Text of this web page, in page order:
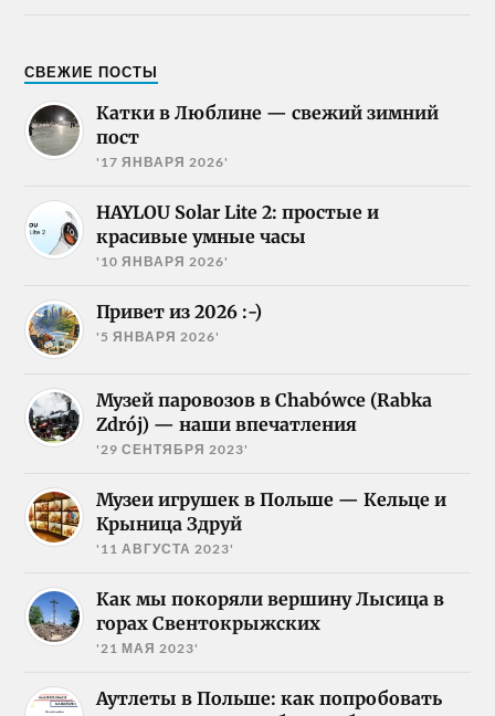
СВЕЖИЕ ПОСТЫ
Катки в Люблине — свежий зимний
пост
'17 ЯНВАРЯ 2026'
HAYLOU Solar Lite 2: простые и
красивые умные часы
'10 ЯНВАРЯ 2026'
Привет из 2026 :-)
'5 ЯНВАРЯ 2026'
Музей паровозов в Chabówce (Rabka
Zdrój) — наши впечатления
'29 СЕНТЯБРЯ 2023'
Музеи игрушек в Польше — Кельце и
Крыница Здруй
'11 АВГУСТА 2023'
Как мы покоряли вершину Лысица в
горах Свентокрыжских
'21 МАЯ 2023'
Аутлеты в Польше: как попробовать